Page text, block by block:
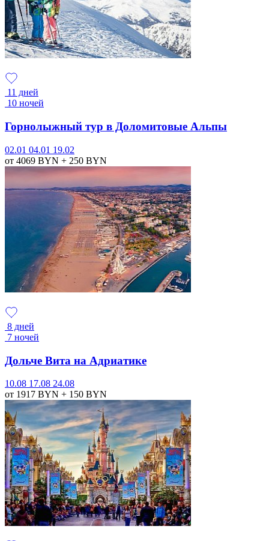
11 дней
10 ночей
Горнолыжный тур в Доломитовые Альпы
02.01 04.01 19.02
от 4069 BYN + 250 BYN
8 дней
7 ночей
Дольче Вита на Адриатике
10.08 17.08 24.08
от 1917 BYN + 150 BYN